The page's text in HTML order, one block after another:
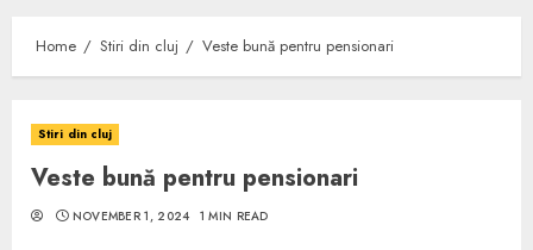
Home Stiri din cluj Veste bună pentru pensionari
Stiri din cluj
Veste bună pentru pensionari
NOVEMBER 1, 2024 1 MIN READ